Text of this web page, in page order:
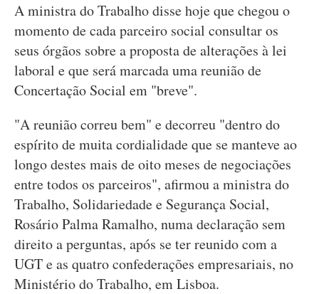
A ministra do Trabalho disse hoje que chegou o
momento de cada parceiro social consultar os
seus órgãos sobre a proposta de alterações à lei
laboral e que será marcada uma reunião de
Concertação Social em "breve".
"A reunião correu bem" e decorreu "dentro do
espírito de muita cordialidade que se manteve ao
longo destes mais de oito meses de negociações
entre todos os parceiros", afirmou a ministra do
Trabalho, Solidariedade e Segurança Social,
Rosário Palma Ramalho, numa declaração sem
direito a perguntas, após se ter reunido com a
UGT e as quatro confederações empresariais, no
Ministério do Trabalho, em Lisboa.